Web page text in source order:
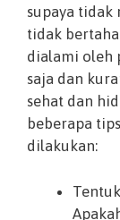
supaya tidak
tidak
dialami oleh
saja dan
sehat dan
beberapa
dilakukan: